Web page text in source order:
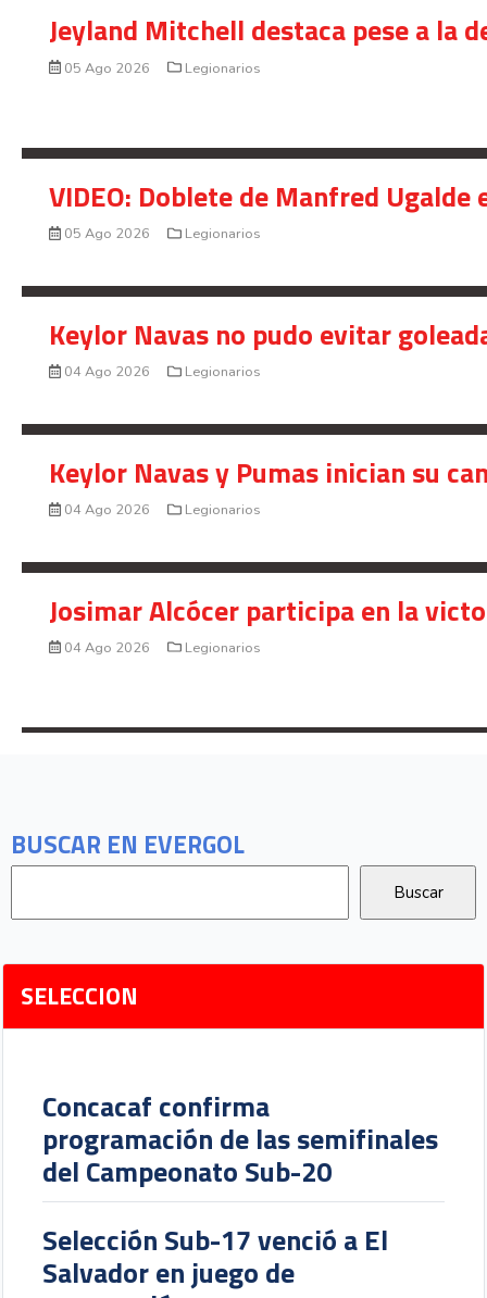
BUSCAR EN EVERGOL
SELECCION
Concacaf confirma
programación de las semifinales
del Campeonato Sub-20
Selección Sub-17 venció a El
Salvador en juego de
Jeyland Mitchell destaca pese a la
05 Ago 2026 Legionarios
VIDEO: Doblete de Manfred
05 Ago 2026 Legionarios
Keylor Navas no pudo evitar
04 Ago 2026 Legionarios
Keylor Navas y Pumas inician su
04 Ago 2026 Legionarios
Josimar Alcócer participa en la
04 Ago 2026 Legionarios